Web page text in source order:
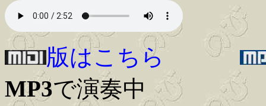
版はこちら
MP3で演奏中